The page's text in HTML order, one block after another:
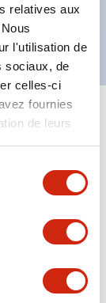
relatives aux
l'utilisation de
sociaux, de
celles-ci
fournies
de leurs
développer